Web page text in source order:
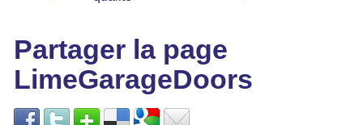
Partager la page
LimeGarageDoors